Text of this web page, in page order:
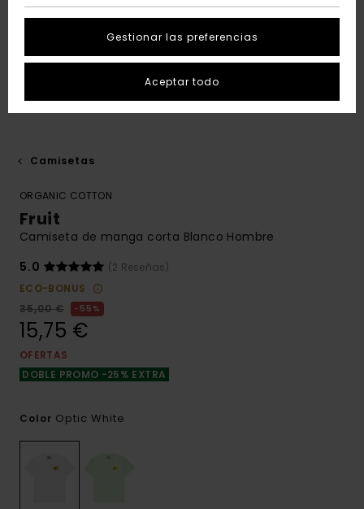
Camisetas
ORGANIC COTTON
Fruit
Camiseta de manga corta Blanco Hombre
5.0
(2 Reseñas)
ECO-BONUS
35,00 €
55%
15,75 €
OFERTAS
DOBLE PROMO -25% EXTRA
Color Optic White
Gestionar las preferencias
Aceptar todo